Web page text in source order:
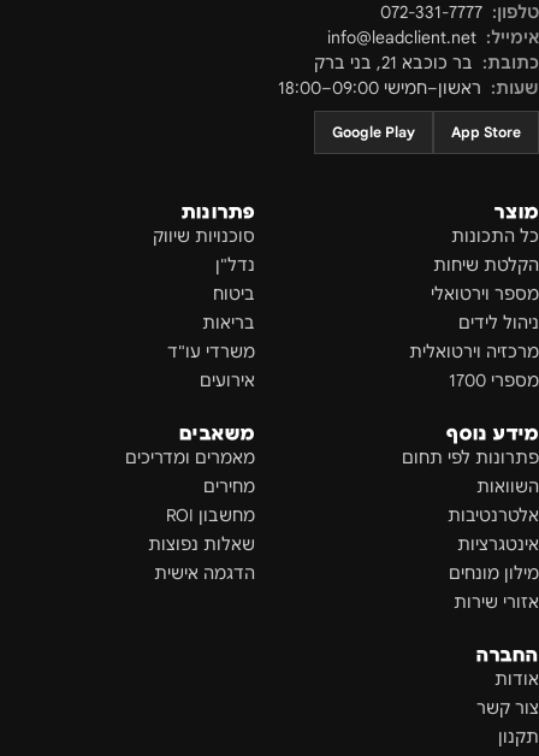
טלפון: 072-331-7777
אימייל: info@leadclient.net
כתובת: בר כוכבא 21 , בני ברק
שעות: ראשון–חמישי 09:00–18:00
App Store
Google Play
מוצר
כל התכונות
הקלטת שיחות
מספר וירטואלי
ניהול לידים
מרכזיה וירטואלית
מספרי 1700
פתרונות
סוכנויות שיווק
נדל"ן
ביטוח
בריאות
משרדי עו"ד
אירועים
מידע נוסף
פתרונות לפי תחום
השוואות
אלטרנטיבות
אינטגרציות
מילון מונחים
אזורי שירות
משאבים
מאמרים ומדריכים
מחירים
מחשבון ROI
שאלות נפוצות
הדגמה אישית
החברה
אודות
צור קשר
תקנון